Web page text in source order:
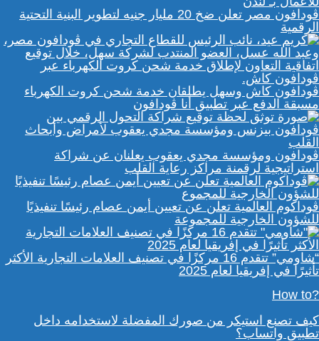
ڤودافون مصر تعلن ضخ 20 مليار جنيه لتطوير البنية التحتية
الرقمية
ڤودافون كاش وسهل يطلقان خدمة شحن كروت الكهرباء
مسبقة الدفع عبر تطبيق أنا ڤودافون
ڤودافون ومؤسسة مجدي يعقوب يعلنان عن شراكة
استراتيجية لرقمنة مراكز رعاية القلب
ڤوداكوم العالمية تعلن عن تعيين أيمن عصام رئيسًا تنفيذيًا
للشؤون الخارجية للمجموعة
“شاومي” تتقدم 16 مركزًا في تصنيف العلامات التجارية الأكثر
تأثيرًا في إفريقيا لعام 2025
?How to
كيف تصنع استيكر من صورك المفضلة لاستخدامه داخل
تطبيق واتساب؟